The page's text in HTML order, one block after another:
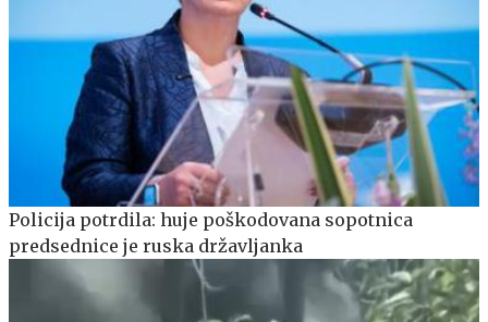
Policija potrdila: huje poškodovana sopotnica
predsednice je ruska državljanka